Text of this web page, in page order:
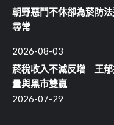
朝野惡鬥不休卻為菸防
尋常
2026-08-03
菸稅收入不減反增 王郁
量與黑市雙贏
2026-07-29